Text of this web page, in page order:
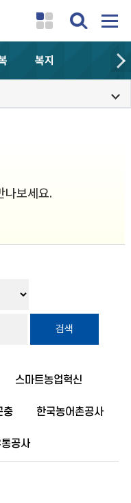
복지
나보세요.
검색
스마트농업혁신
충 한국농어촌공사
공사